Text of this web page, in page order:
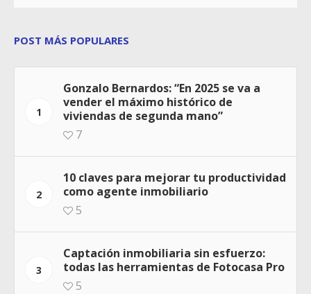
POST MÁS POPULARES
1
Gonzalo Bernardos: “En 2025 se va a
vender el máximo histórico de
viviendas de segunda mano”
7
2
10 claves para mejorar tu productividad
como agente inmobiliario
5
3
Captación inmobiliaria sin esfuerzo:
todas las herramientas de Fotocasa Pro
5